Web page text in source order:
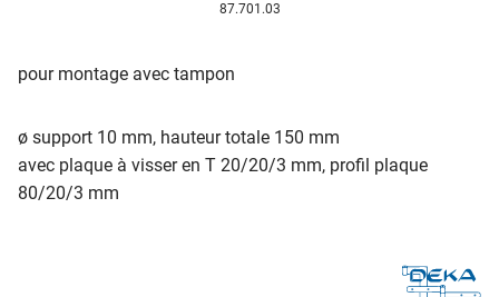
87.701.03
pour montage avec tampon
ø support 10 mm, hauteur totale 150 mm
avec plaque à visser en T 20/20/3 mm, profil plaque
80/20/3 mm